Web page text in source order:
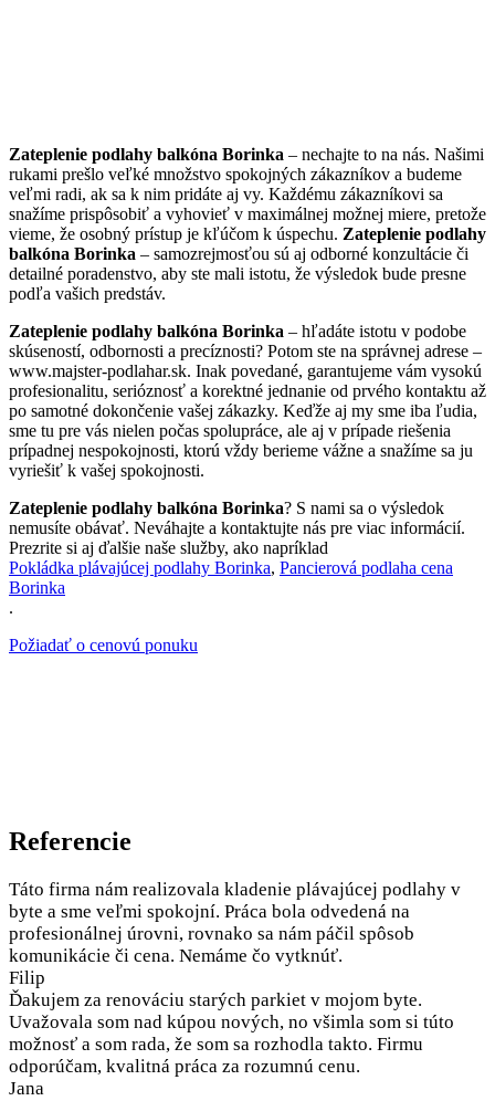
Zateplenie podlahy balkóna Borinka – nechajte to na nás. Našimi
rukami prešlo veľké množstvo spokojných zákazníkov a budeme
veľmi radi, ak sa k nim pridáte aj vy. Každému zákazníkovi sa
snažíme prispôsobiť a vyhovieť v maximálnej možnej miere, pretože
vieme, že osobný prístup je kľúčom k úspechu. Zateplenie podlahy
balkóna Borinka – samozrejmosťou sú aj odborné konzultácie či
detailné poradenstvo, aby ste mali istotu, že výsledok bude presne
podľa vašich predstáv.
Zateplenie podlahy balkóna Borinka – hľadáte istotu v podobe
skúseností, odbornosti a precíznosti? Potom ste na správnej adrese –
www.majster-podlahar.sk. Inak povedané, garantujeme vám vysokú
profesionalitu, serióznosť a korektné jednanie od prvého kontaktu až
po samotné dokončenie vašej zákazky. Keďže aj my sme iba ľudia,
sme tu pre vás nielen počas spolupráce, ale aj v prípade riešenia
prípadnej nespokojnosti, ktorú vždy berieme vážne a snažíme sa ju
vyriešiť k vašej spokojnosti.
Zateplenie podlahy balkóna Borinka? S nami sa o výsledok
nemusíte obávať. Neváhajte a kontaktujte nás pre viac informácií.
Prezrite si aj ďalšie naše služby, ako napríklad
Pokládka plávajúcej podlahy Borinka, Pancierová podlaha cena
Borinka
.
Požiadať o cenovú ponuku
Referencie
Táto firma nám realizovala kladenie plávajúcej podlahy v
byte a sme veľmi spokojní. Práca bola odvedená na
profesionálnej úrovni, rovnako sa nám páčil spôsob
komunikácie či cena. Nemáme čo vytknúť.
Filip
Ďakujem za renováciu starých parkiet v mojom byte.
Uvažovala som nad kúpou nových, no všimla som si túto
možnosť a som rada, že som sa rozhodla takto. Firmu
odporúčam, kvalitná práca za rozumnú cenu.
Jana